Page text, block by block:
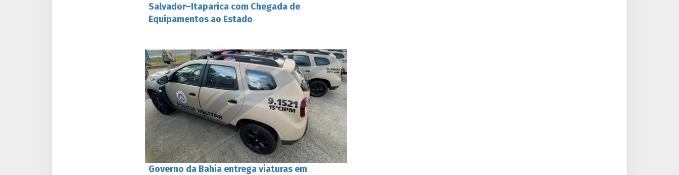
Salvador–Itaparica com Chegada de
Equipamentos ao Estado
Governo da Bahia entrega viaturas em